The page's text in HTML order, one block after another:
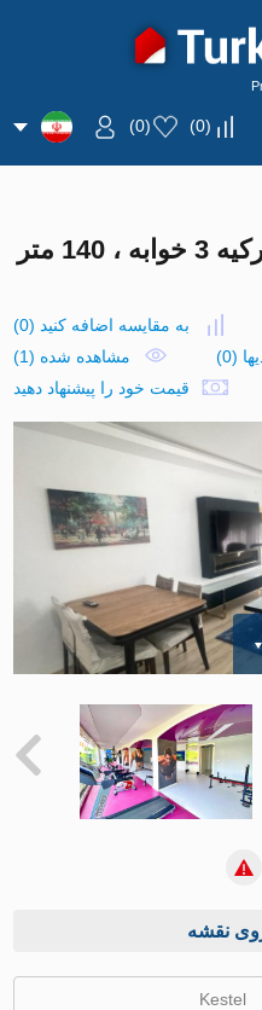
(
0
)
(
0
)
آپارتمان در KESTEL ، ترکیه 3 خوابه ، 140 متر
به مقایسه اضافه کنید (
0
)
(
0
)
مشاهده شده (1)
قیمت خود را پیشنهاد دهید
نقشه
Kestel